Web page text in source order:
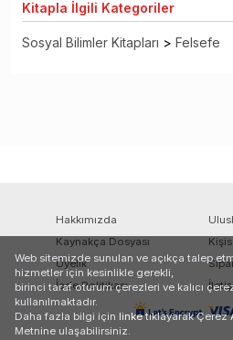
Kitapla İlgili Kategoriler
Sosyal Bilimler Kitapları > Felsefe
Hakkımızda
Kaynakça Dosyası
Üyelik
İade Politikası
Web sitemizde sunulan ve açıkça talep
hizmetler için kesinlikle gerekli,
birinci taraf oturum çerezleri ve kalıcı
kullanılmaktadır.
Daha fazla bilgi için linke tıklayarak Çerez
Metnine ulaşabilirsiniz.